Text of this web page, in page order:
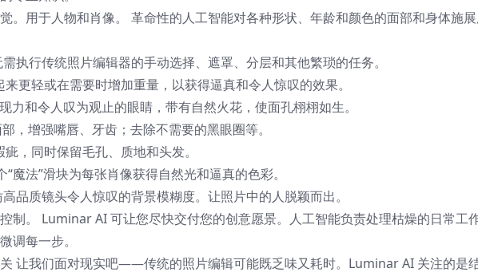
。用于人物和肖像。 革命性的人工智能对各种形状、年龄和颜色的面部和身体施
执行传统照片编辑器的手动选择、遮罩、分层和其他繁琐的任务。
更轻或在需要时增加重量，以获得逼真和令人惊叹的效果。
力和令人叹为观止的眼睛，带有自然火花，使面孔栩栩如生。
，增强嘴唇、牙齿；去除不需要的黑眼圈等。
，同时保留毛孔、质地和头发。
魔法”滑块为每张肖像获得自然光和逼真的色彩。
品质镜头令人惊叹的背景模糊度。让照片中的人脱颖而出。
制。 Luminar AI 可让您尽快交付您的创意愿景。人工智能负责处理枯燥的日常工
调每一步。
让我们面对现实吧——传统的照片编辑可能既乏味又耗时。Luminar AI 关注的是